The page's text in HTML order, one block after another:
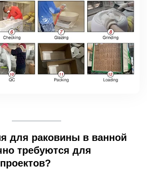
для раковины в ванной
требуются для